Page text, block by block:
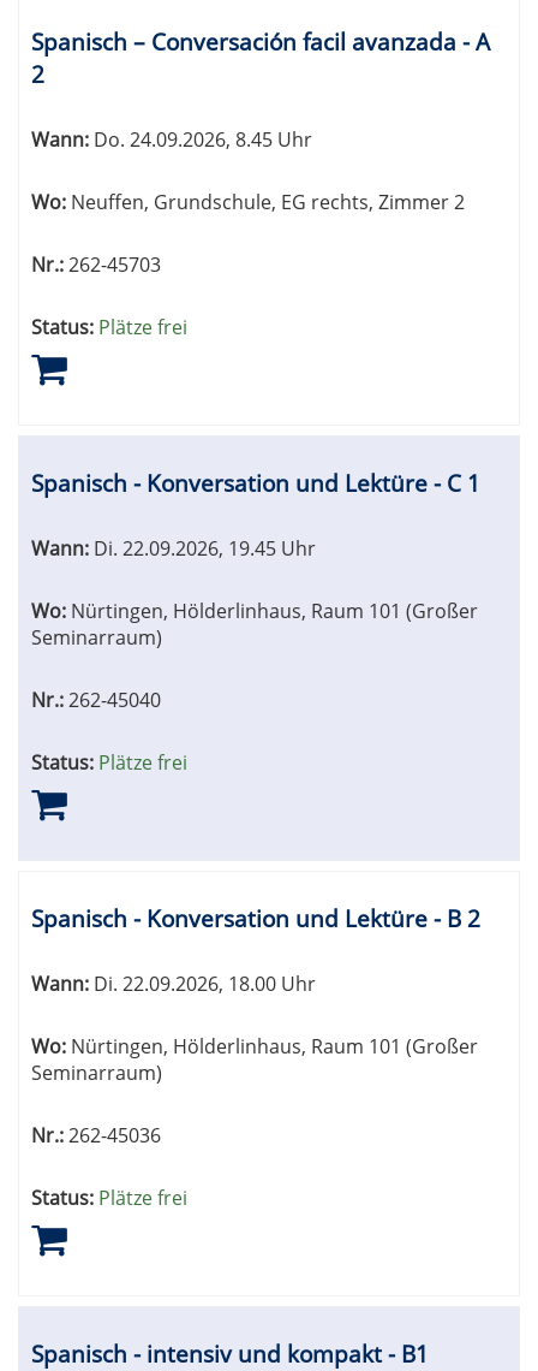
Spanisch – Conversación facil avanzada - A
2
Wann: Do. 24.09.2026, 8.45 Uhr
Wo: Neuffen, Grundschule, EG rechts, Zimmer 2
Nr.:262-45703
Status: Plätze frei
Spanisch - Konversation und Lektüre - C 1
Wann: Di. 22.09.2026, 19.45 Uhr
Wo: Nürtingen, Hölderlinhaus, Raum 101 (Großer
Seminarraum)
Nr.:262-45040
Status: Plätze frei
Spanisch - Konversation und Lektüre - B 2
Wann: Di. 22.09.2026, 18.00 Uhr
Wo: Nürtingen, Hölderlinhaus, Raum 101 (Großer
Seminarraum)
Nr.:262-45036
Status: Plätze frei
Spanisch - intensiv und kompakt - B1